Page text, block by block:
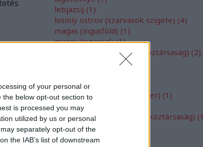
of your personal or
below opt-out section to
is processed you may
utilized by us or personal
separately opt-out of the
the IAB’s list of downstream
lebjazsij (1 )
losiniy ostrov (szarvasok szigete) (4)
magas (ingusföld) (1 )
magnyitogorszk(1)
mahacskala (dagesztáni köztársaság) (2)
mitiscsi (4
mosshnij sziget(Balti-tenger) (1 )
moszkva
nalcsik (kabardino balkár köztársaság) (1
nazran (ingusföld)
novoszibirszk